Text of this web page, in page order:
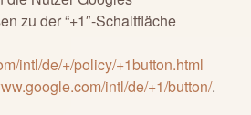
zu der “+1″-Schaltfläche
intl/de/+/policy/+1button.html
intl/de/+1/button/.